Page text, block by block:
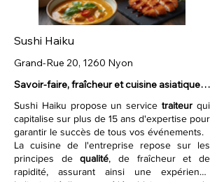
Sushi Haiku
Grand-Rue 20, 1260 Nyon
Savoir-faire, fraîcheur et cuisine asiatique
variée.
Sushi Haiku propose un service traiteur qui
capitalise sur plus de 15 ans d'expertise pour
garantir le succès de tous vos événements.
La cuisine de l'entreprise repose sur les
principes de qualité, de fraîcheur et de
rapidité, assurant ainsi une expérience